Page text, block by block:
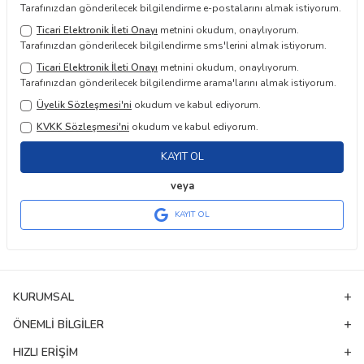
Tarafınızdan gönderilecek bilgilendirme e-postalarını almak istiyorum.
Ticari Elektronik İleti Onayı metnini okudum, onaylıyorum.
Tarafınızdan gönderilecek bilgilendirme sms'lerini almak istiyorum.
Ticari Elektronik İleti Onayı metnini okudum, onaylıyorum.
Tarafınızdan gönderilecek bilgilendirme arama'larını almak istiyorum.
Üyelik Sözleşmesi'ni okudum ve kabul ediyorum.
KVKK Sözleşmesi'ni okudum ve kabul ediyorum.
KAYIT OL
veya
KAYIT OL
KURUMSAL
ÖNEMLI BILGILER
HIZLI ERIŞIM